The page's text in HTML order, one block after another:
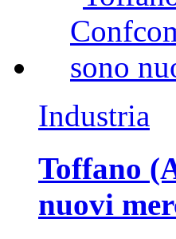
Industria
Toffano
nuovi